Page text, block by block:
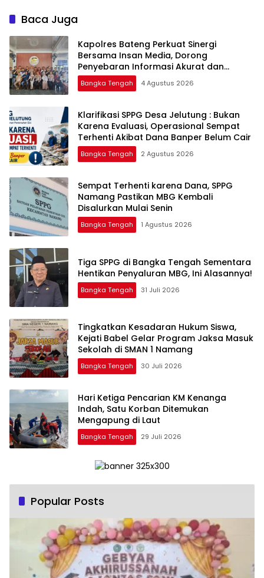
Namang
Baca Juga
‎Kapolres Bateng Perkuat Sinergi
Bersama Insan Media, Dorong
Penyebaran Informasi Akurat dan
Layanan Polri 110
Bangka Tengah 4 Agustus 2026
‎Klarifikasi SPPG Desa Jelutung : Bukan
Karena Evaluasi, Operasional Sempat
Terhenti Akibat Dana Banper Belum Cair
Bangka Tengah 2 Agustus 2026
‎Sempat Terhenti karena Dana, SPPG
Namang Pastikan MBG Kembali
Disalurkan Mulai Senin
Bangka Tengah 1 Agustus 2026
‎Tiga SPPG di Bangka Tengah Sementara
Bangka Tengah 31 Juli 2026
Tingkatkan Kesadaran Hukum Siswa,
Kejati Babel Gelar Program Jaksa Masuk
Sekolah di SMAN 1 Namang
Bangka Tengah 30 Juli 2026
Hari Ketiga Pencarian KM Kenanga
Indah, Satu Korban Ditemukan
Mengapung di Laut
Bangka Tengah 29 Juli 2026
Popular Posts